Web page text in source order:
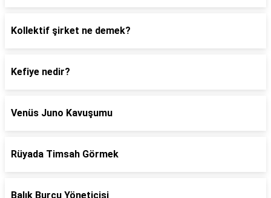
Kollektif şirket ne demek?
Kefiye nedir?
Venüs Juno Kavuşumu
Rüyada Timsah Görmek
Balık Burcu Yöneticisi